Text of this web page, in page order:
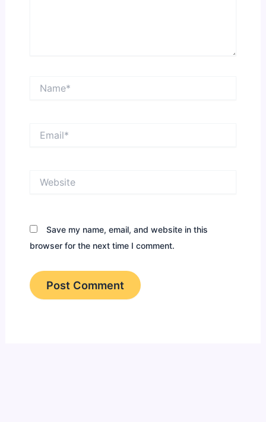
Save my name, email, and website in this
browser for the next time I comment.